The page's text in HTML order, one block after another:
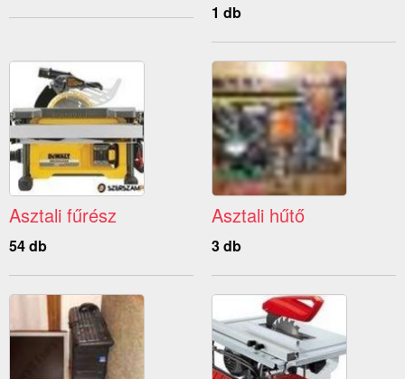
1 db
Asztali fűrész
54 db
Asztali hűtő
3 db